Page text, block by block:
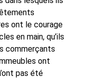
ont le courage
en main, qu’ils
commerçants
ont
pas été